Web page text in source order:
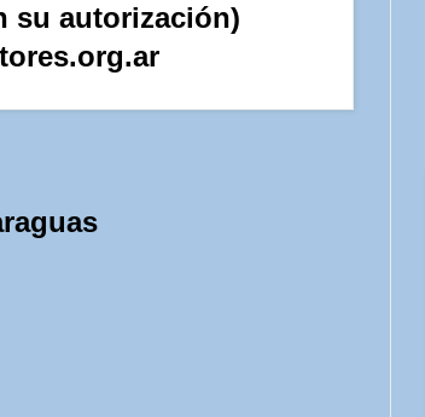
su autorización)